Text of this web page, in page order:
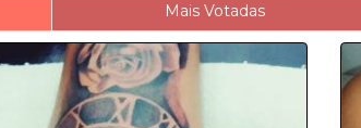
Mais Votadas